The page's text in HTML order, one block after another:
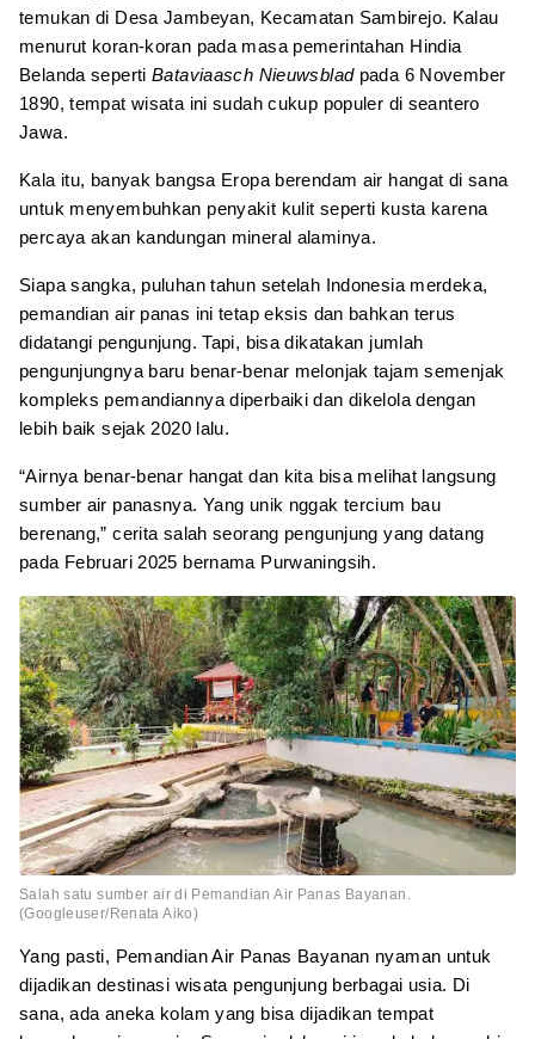
temukan di Desa Jambeyan, Kecamatan Sambirejo. Kalau
menurut koran-koran pada masa pemerintahan Hindia
Belanda seperti Bataviaasch Nieuwsbladpada 6 November
1890, tempat wisata ini sudah cukup populer di seantero
Jawa.
Kala itu, banyak bangsa Eropa berendam air hangat di sana
untuk menyembuhkan penyakit kulit seperti kusta karena
percaya akan kandungan mineral alaminya.
Siapa sangka, puluhan tahun setelah Indonesia merdeka,
pemandian air panas ini tetap eksis dan bahkan terus
didatangi pengunjung. Tapi, bisa dikatakan jumlah
pengunjungnya baru benar-benar melonjak tajam semenjak
kompleks pemandiannya diperbaiki dan dikelola dengan
lebih baik sejak 2020 lalu.
“Airnya benar-benar hangat dan kita bisa melihat langsung
sumber air panasnya. Yang unik nggak tercium bau
berenang,” cerita salah seorang pengunjung yang datang
pada Februari 2025 bernama Purwaningsih.
Salah satu sumber air di Pemandian Air Panas Bayanan.
(Googleuser/Renata Aiko)
Yang pasti, Pemandian Air Panas Bayanan nyaman untuk
dijadikan destinasi wisata pengunjung berbagai usia. Di
sana, ada aneka kolam yang bisa dijadikan tempat